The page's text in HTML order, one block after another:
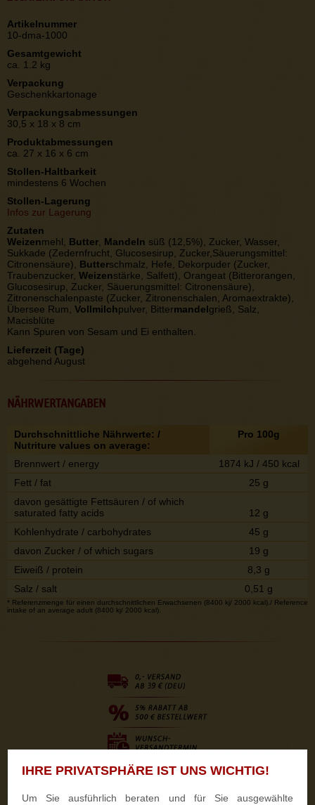
IHRE PRIVATSPHÄRE IST UNS WICHTIG!
Um Sie ausführlich beraten und für Sie ausgewählte
Artikelnummer
10-dma-1000
Gesamtgewicht
ca. 1.2 kg
Verpackung
Geschenkkartonage
Verpackungsabmessungen
30,5 x 18 x 8 cm
Produktabmessungen
ca. 27 x 16 x 6 cm
Stollen-Haltbarkeit
mindestens 6 Wochen
Stollen-Lagerung
Infos zur Lagerung
Zutaten
Weizenmehl, Butter Mandeln süß (12,5%), Zucker, Wasser,
Sukkade (Zedernfrucht, Glucosesirup, Zucker,Säuerungsmittel:
Citronensäure), Butterschmalz, Hefe, Dekorpuder (Zucker,
Traubenzucker, Weizenstärke, Salfett), Orangeat (Bitterorangen,
Glucosesirup, Zucker, Säuerungsmittel: Citronensäure),
Zitronenschalenpaste (Zucker, Zitronenschalen, Aromaextrakte),
Übersee Rum, Vollmilchpulver, Bittermandelgrieß, Salz,
Macisblüte
Kann Spuren von Sesam und Ei enthalten.
Lieferzeit (Tage)
abgehend August
NÄHRWERTANGABEN
Durchschnittliche Nährwerte: /
Nutriture values on average:
Pro 100g
Brennwert / energy
1874 kJ / 450 kcal
Fett / fat
25 g
davon gesättigte Fettsäuren / of which
saturated fatty acids
12 g
Kohlenhydrate / carbohydrates
45 g
davon Zucker / of which sugars
19 g
Eiweiß / protein
8,3 g
Salz / salt
0,51 g
* Referenzmenge für einen durchschnittlichen Erwachsenen (8400 kj/ 2000 kcal)./ Reference
intake of an average adult (8400 kj/ 2000 kcal).